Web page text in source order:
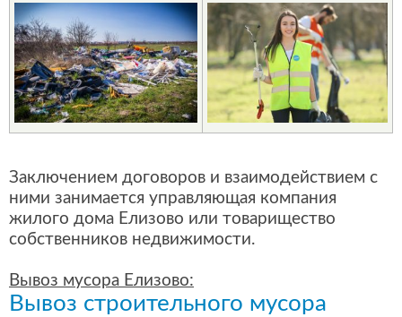
Заключением договоров и взаимодействием с
ними занимается управляющая компания
жилого дома Елизово или товарищество
собственников недвижимости.
Вывоз мусора Елизово:
Вывоз строительного мусора